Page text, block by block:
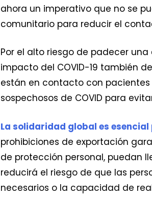
ahora un imperativo que no se
comunitario para reducir el
Por el alto riesgo de padecer
impacto del COVID-19 también
están en contacto con
sospechosos de COVID para
La solidaridad global es
prohibiciones de exportación
de protección personal, puedan
reducirá el riesgo de que las
necesarios o la capacidad de